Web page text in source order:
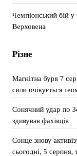
Чемпіонський бій у
Верховена
Різне
Магнітна буря 7
сили очікується
Сонячний удар по
здивував фахівців
Сонце знову
сьогодні, 5 серпня,